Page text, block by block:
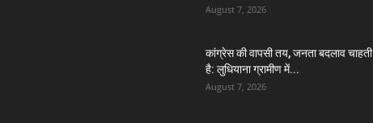
August 7, 2026
कांग्रेस की वापसी तय, जनता बदलाव चाहती
है: लुधियाना ग्रामीण में...
August 7, 2026